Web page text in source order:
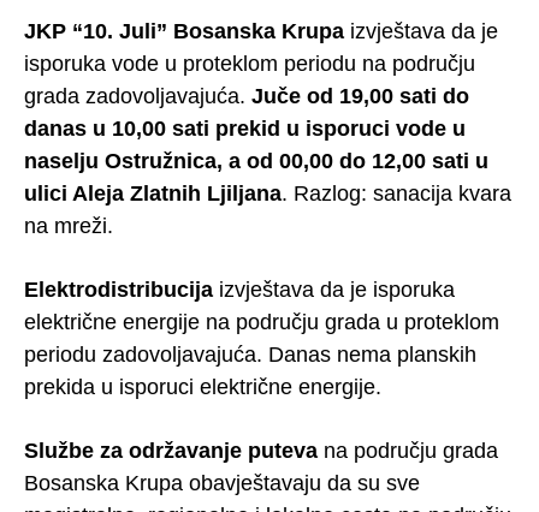
JKP “10. Juli” Bosanska Krupa izvještava da je
isporuka vode u proteklom periodu na području
grada zadovoljavajuća. Juče od 19,00 sati do
danas u 10,00 sati prekid u isporuci vode u
naselju Ostružnica, a od 00,00 do 12,00 sati u
ulici Aleja Zlatnih Ljiljana. Razlog: sanacija kvara
na mreži.
Elektrodistribucija izvještava da je isporuka
električne energije na području grada u proteklom
periodu zadovoljavajuća. Danas nema planskih
prekida u isporuci električne energije.
Službe za održavanje puteva na području grada
Bosanska Krupa obavještavaju da su sve